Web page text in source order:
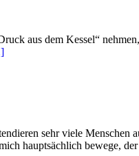
aus dem Kessel“
sehr viele Menschen
hauptsächlich bewege,